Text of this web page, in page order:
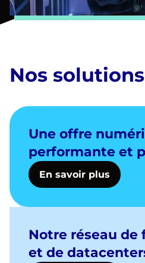
Nos solutions
Une offre
performante et
En savoir plus
Notre réseau
et de